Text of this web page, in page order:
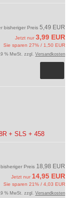
bisheriger Preis 5,49 EUR
Jetzt nur 3,99 EUR
Sie sparen 27% / 1,50 EUR
% MwSt. zzgl. Versandkosten
+ SLS + 458
Preis 18,98 EUR
Jetzt nur 14,95 EUR
Sie sparen 21% / 4,03 EUR
% MwSt. zzgl. Versandkosten